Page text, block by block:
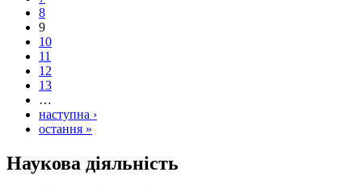
8
9
10
11
12
13
…
наступна ›
остання »
Наукова діяльність